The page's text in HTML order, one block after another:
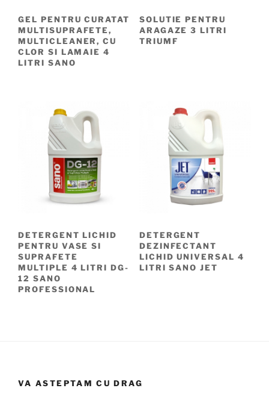
GEL PENTRU CURATAT
MULTISUPRAFETE,
MULTICLEANER, CU
CLOR SI LAMAIE 4
LITRI SANO
SOLUTIE PENTRU
ARAGAZE 3 LITRI
TRIUMF
DETERGENT LICHID
PENTRU VASE SI
SUPRAFETE
MULTIPLE 4 LITRI DG-
12 SANO
PROFESSIONAL
DETERGENT
DEZINFECTANT
LICHID UNIVERSAL 4
LITRI SANO JET
VA ASTEPTAM CU DRAG